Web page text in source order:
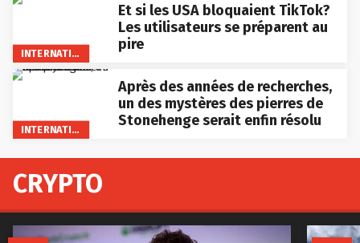
INTERNATIONAL
Et si les USA bloquaient TikTok?
Les utilisateurs se préparent au
pire
INTERNATIONAL
Après des années de recherches,
un des mystères des pierres de
Stonehenge serait enfin résolu
CRYPTO